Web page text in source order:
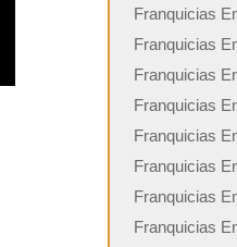
Franquicias
Franquicias
Franquicias
Franquicias
Franquicias
Franquicias
Franquicias
Franquicias